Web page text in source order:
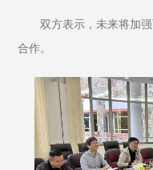
双方表示，未来将加
合作。